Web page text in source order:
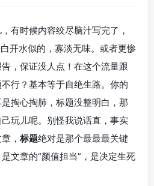
有时候内容绞尽脑汁写完了，
开水似的，寡淡无味。或者更惨
，保证没人点！在这个流量跟
行？基本等于自绝生路。你的
掏心掏肺，标题没整明白，那
玩儿呢。别怪我说话直，事实
， 标题绝对是那个最最最关键
文章的“颜值担当”，是决定生死